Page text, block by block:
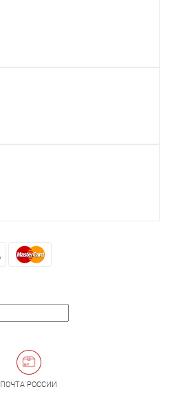
ПОЧТА РОССИИ